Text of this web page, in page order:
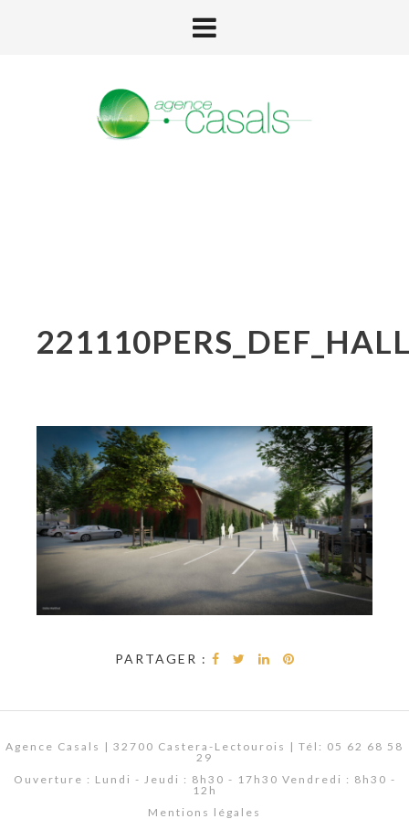
PARTAGER :
Agence Casals | 32700 Castera-Lectourois | Tél: 05 62 68 58
29
Ouverture : Lundi - Jeudi : 8h30 - 17h30 Vendredi : 8h30 -
12h
Mentions légales